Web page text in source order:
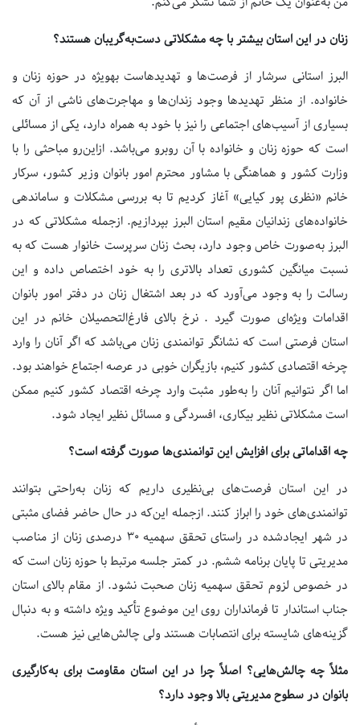
زنان در این استان بیشتر با چه مشکلاتی دست‌به‌گریبان هستند؟
البرز استانی سرشار از فرصت‌ها و تهدیدهاست به‎ویژه در حوزه زنان و
خانواده. از منظر تهدیدها وجود زندان‌ها و مهاجرت‌های ناشی از آن که
بسیاری از آسیب‌های اجتماعی را نیز با خود به همراه دارد، یکی از مسائلی
است که حوزه زنان و خانواده با آن روبرو می‌باشد. ازاین‌رو مباحثی را با
وزارت کشور و هماهنگی با مشاور محترم امور بانوان وزیر کشور، سرکار
خانم «نظری پور کیایی» آغاز کردیم تا به بررسی مشکلات و ساماندهی
خانواده‌های زندانیان مقیم استان البرز بپردازیم. ازجمله مشکلاتی که در
البرز به‌صورت خاص وجود دارد، بحث زنان سرپرست خانوار هست که به
نسبت میانگین کشوری تعداد بالاتری را به خود اختصاص داده و این
رسالت را به وجود می‌آورد که در بعد اشتغال زنان در دفتر امور بانوان
اقدامات ویژه‌ای صورت گیرد . نرخ بالای فارغ‌التحصیلان خانم در این
استان فرصتی است که نشانگر توانمندی زنان می‌باشد که اگر آنان را وارد
چرخه اقتصادی کشور کنیم، بازیگران خوبی در عرصه اجتماع خواهند بود.
اما اگر نتوانیم آنان را به‌طور مثبت وارد چرخه اقتصاد کشور کنیم ممکن
است مشکلاتی نظیر بیکاری، افسردگی و مسائل نظیر ایجاد شود.
چه اقداماتی برای افزایش این توانمندی‌ها صورت گرفته است؟
در این استان فرصت‌های بی‌نظیری داریم که زنان به‌راحتی بتوانند
توانمندی‌های خود را ابراز کنند. ازجمله این‌که در حال حاضر فضای مثبتی
در شهر ایجادشده در راستای تحقق سهمیه 30 درصدی زنان از مناصب
مدیریتی تا پایان برنامه ششم. در کمتر جلسه مرتبط با حوزه زنان است که
در خصوص لزوم تحقق سهمیه زنان صحبت نشود. از مقام بالای استان
جناب استاندار تا فرمانداران روی این موضوع تأکید ویژه داشته و به دنبال
گزینه‌های شایسته برای انتصابات هستند ولی چالش‌هایی نیز هست.
مثلاً چه چالش‌هایی؟ اصلاً چرا در این استان مقاومت برای به‌کارگیری
بانوان در سطوح مدیریتی بالا وجود دارد؟